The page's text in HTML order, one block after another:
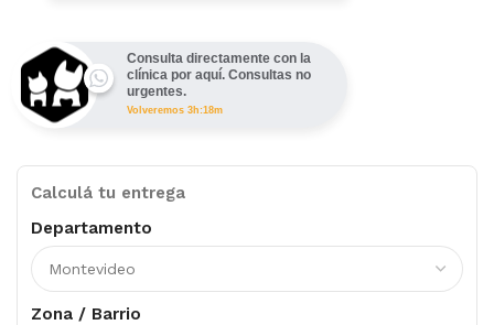
Consulta directamente con la
clínica por aquí. Consultas no
urgentes.
Volveremos 3h:18m
Calculá tu entrega
Departamento
Zona / Barrio